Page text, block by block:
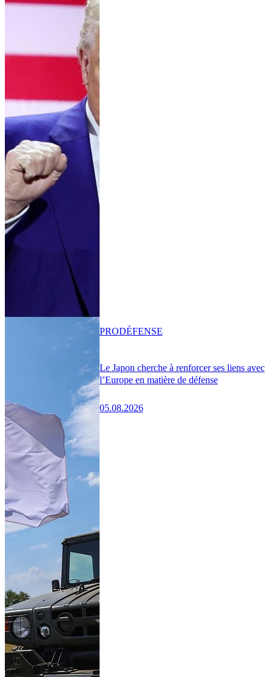
Le Japon cherche à renforcer ses liens avec
l’Europe en matière de défense
05.08.2026
PRODÉFENSE